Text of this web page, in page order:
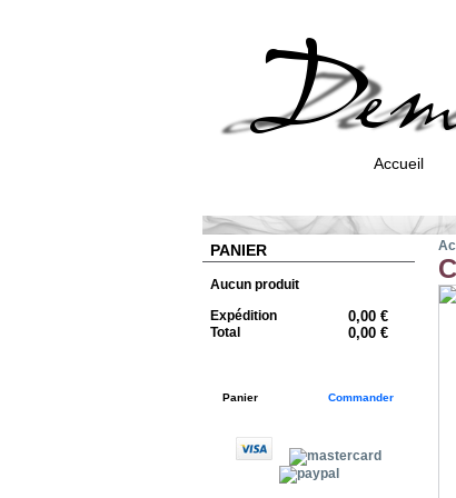
Accueil
PANIER
Aucun produit
Expédition
0,00 €
Total 0,00 €
Panier Commander